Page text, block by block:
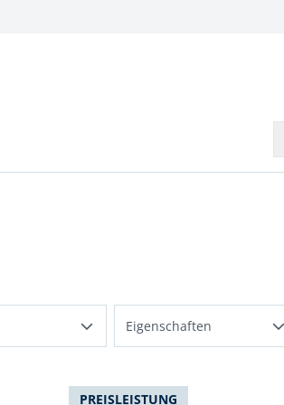
Eigenschaften
bequem
PREISLEISTUNG